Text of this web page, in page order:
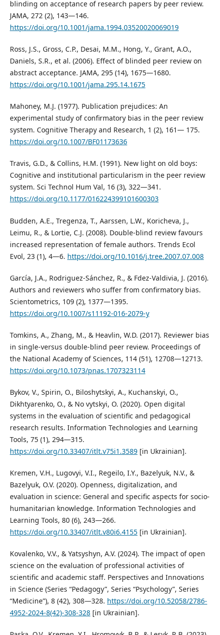
blinding on acceptance of research papers by peer review.
JAMA, 272 (2), 143—146.
https://doi.org/10.1001/jama.1994.03520020069019
Ross, J.S., Gross, C.P., Desai, M.M., Hong, Y., Grant, A.O.,
Daniels, S.R., et al. (2006). Effect of blinded peer review on
abstract acceptance. JAMA, 295 (14), 1675—1680.
https://doi.org/10.1001/jama.295.14.1675
Mahoney, M.J. (1977). Publication prejudices: An
experimental study of confirmatory bias in the peer review
system. Cognitive Therapy and Research, 1 (2), 161— 175.
https://doi.org/10.1007/BF01173636
Travis, G.D., & Collins, H.M. (1991). New light on old boys:
Cognitive and institutional particularism in the peer review
system. Sci Technol Hum Val, 16 (3), 322—341.
https://doi.org/10.1177/016224399101600303
Budden, A.E., Tregenza, T., Aarssen, L.W., Koricheva, J.,
Leimu, R., & Lortie, C.J. (2008). Double-blind review favours
increased representation of female authors. Trends Ecol
Evol, 23 (1), 4—6. https://doi.org/10.1016/j.tree.2007.07.008
García, J.A., Rodriguez-Sánchez, R., & Fdez-Valdivia, J. (2016).
Authors and reviewers who suffer from confirmatory bias.
Scientometrics, 109 (2), 1377—1395.
https://doi.org/10.1007/s11192-016-2079-y
Tomkins, A., Zhang, M., & Heavlin, W.D. (2017). Reviewer bias
in single-versus double-blind peer review. Proceedings of
the National Academy of Sciences, 114 (51), 12708—12713.
https://doi.org/10.1073/pnas.1707323114
Bykov, V., Spirin, O., Biloshytskyi, A., Kuchanskyi, O.,
Dikhtyarenko, O., & No vytskyi, O. (2020). Open digital
systems in the evaluation of scientific and pedagogical
research results. Information Technologies and Learning
Tools, 75 (1), 294—315.
https://doi.org/10.33407/itlt.v75i1.3589[in Ukrainian].
Kremen, V.H., Lugovyi, V.I., Regeilo, I.Y., Bazelyuk, N.V., &
Bazelyuk, O.V. (2020). Openness, digitalization, and
evaluation in science: General and specific aspects for socio-
humanitarian knowledge. Information Technologies and
Learning Tools, 80 (6), 243—266.
https://doi.org/10.33407/itlt.v80i6.4155[in Ukrainian].
Kovalenko, V.V., & Yatsyshyn, A.V. (2024). The impact of open
science on the evaluation of professional activities of
scientific and academic staff. Perspectives and Innovations
in Science (Series “Pedagogy”, Series “Psychology”, Series
“Medicine”), 8 (42), 308—328. https://doi.org/10.52058/2786-
4952-2024-8(42)-308-328[in Ukrainian].